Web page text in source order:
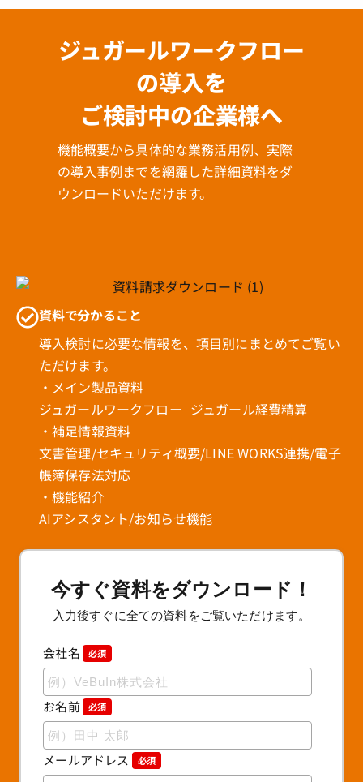
ジュガールワークフロー
の導入を
ご検討中の企業様へ
機能概要から具体的な業務活用例、実際
の導入事例までを網羅した詳細資料をダ
ウンロードいただけます。
資料で分かること
導入検討に必要な情報を、項目別にまとめてご覧い
ただけます。
・メイン製品資料
ジュガールワークフロー ジュガール経費精算
・補足情報資料
文書管理/セキュリティ概要/LINE WORKS連携/電子
帳簿保存法対応
・機能紹介
AIアシスタント/お知らせ機能
今すぐ資料をダウンロード！
入力後すぐに全ての資料をご覧いただけます。
会社名 必須
お名前 必須
メールアドレス 必須